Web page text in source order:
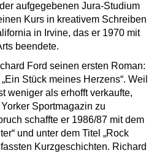
aufgegebenen Jura-Studium
Kurs in kreativem Schreiben
in Irvine, das er 1970 mit
beendete.
Ford seinen ersten Roman:
Stück meines Herzens“. Weil
weniger als erhofft verkaufte,
Sportmagazin zu
schaffte er 1986/87 mit dem
und unter dem Titel „Rock
Kurzgeschichten. Richard